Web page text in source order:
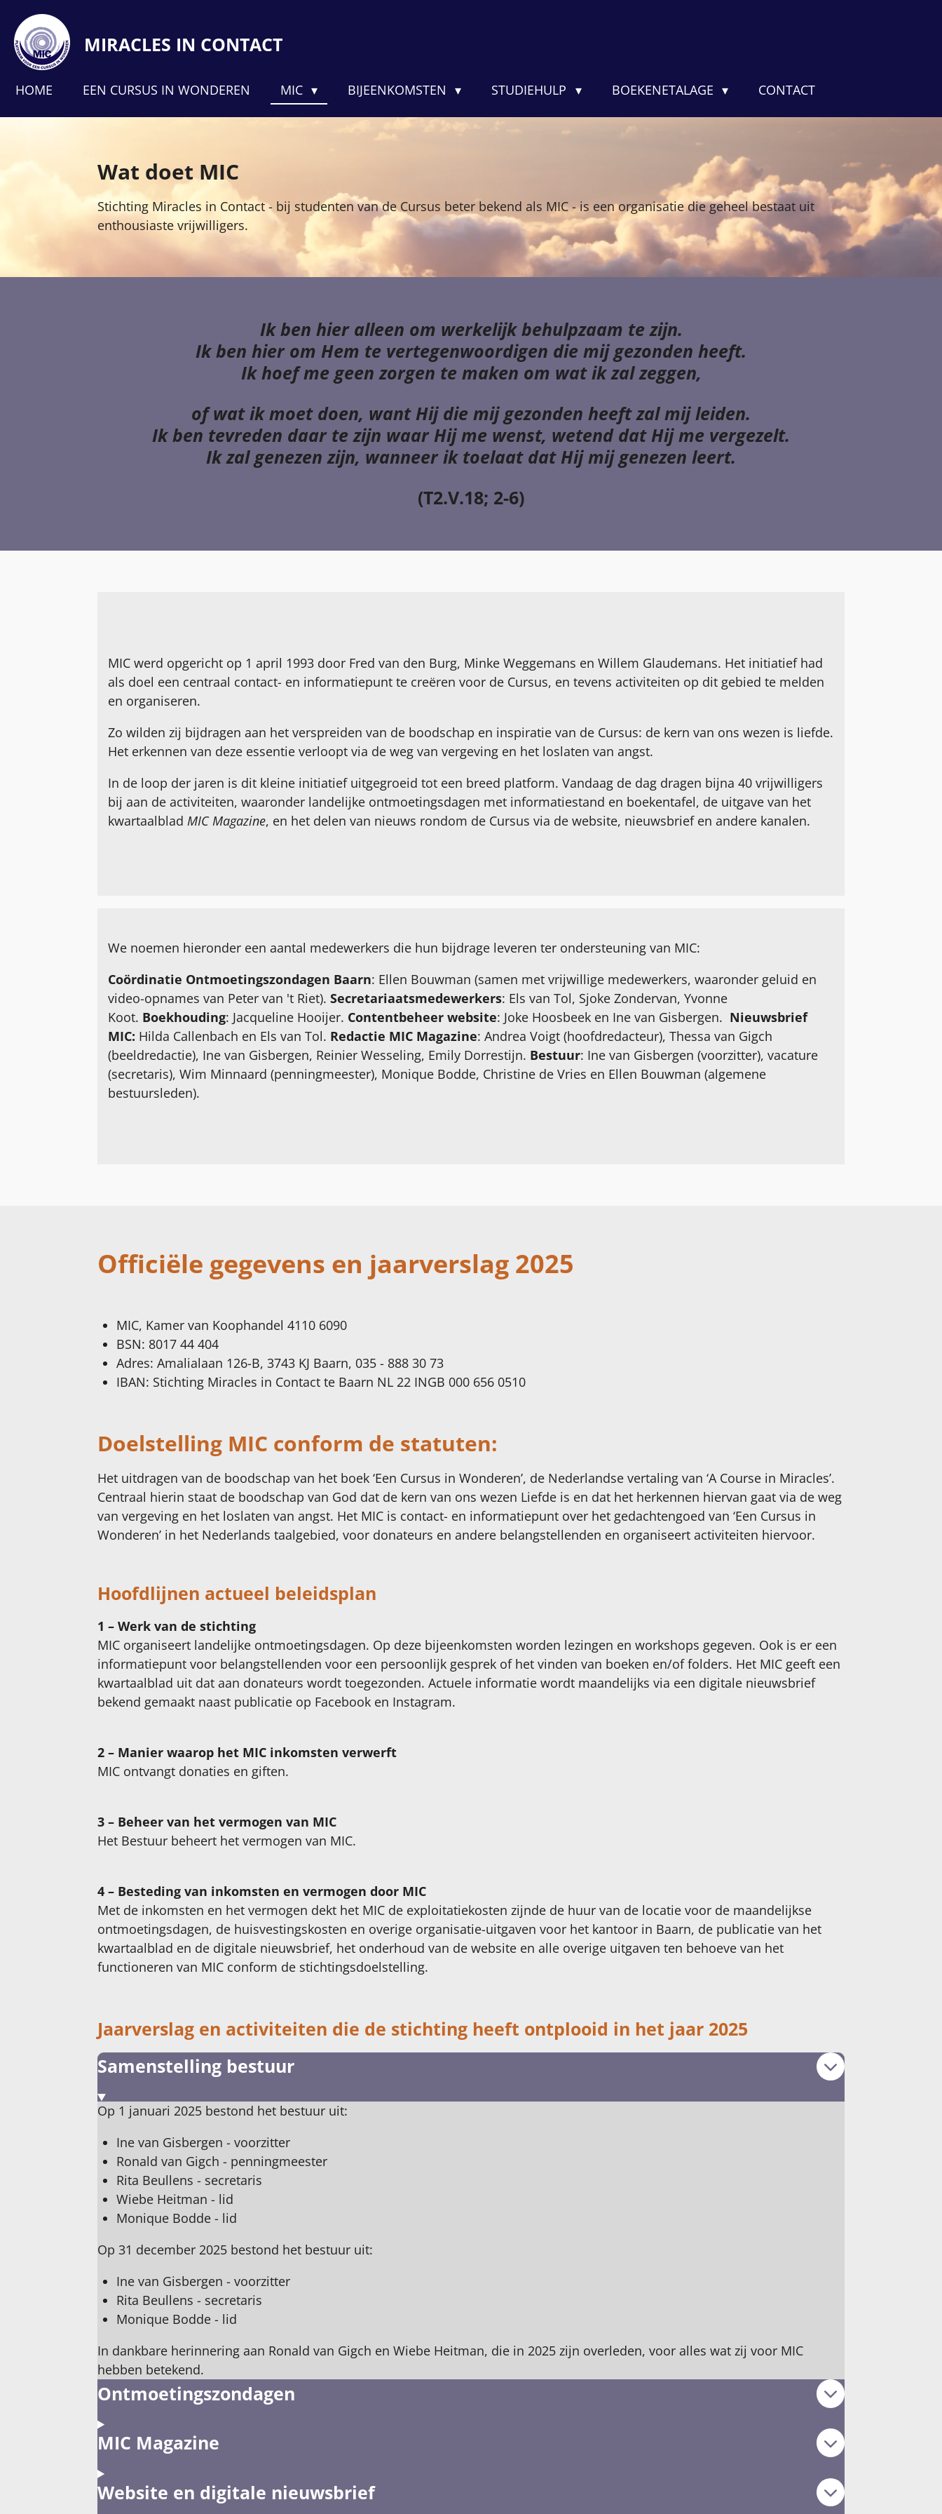
direct
naar
hoofdinhoud
MIRACLES IN CONTACT
HOME EEN CURSUS IN WONDEREN MIC BIJEENKOMSTEN STUDIEHULP BOEKENETALAGE CONTACT
Wat doet MIC
Stichting Miracles in Contact - bij studenten van de Cursus beter bekend als MIC - is een organisatie die geheel bestaat uit
enthousiaste vrijwilligers.
Ik ben hier alleen om werkelijk behulpzaam te zijn.
Ik ben hier om Hem te vertegenwoordigen die mij gezonden heeft.
Ik hoef me geen zorgen te maken om wat ik zal zeggen,
of wat ik moet doen, want Hij die mij gezonden heeft zal mij leiden.
Ik ben tevreden daar te zijn waar Hij me wenst, wetend dat Hij me vergezelt.
Ik zal genezen zijn, wanneer ik toelaat dat Hij mij genezen leert.
(T2.V.18; 2-6)
MIC werd opgericht op 1 april 1993 door Fred van den Burg, Minke Weggemans en Willem Glaudemans. Het initiatief had
als doel een centraal contact- en informatiepunt te creëren voor de Cursus, en tevens activiteiten op dit gebied te melden
en organiseren.
Zo wilden zij bijdragen aan het verspreiden van de boodschap en inspiratie van de Cursus: de kern van ons wezen is liefde.
Het erkennen van deze essentie verloopt via de weg van vergeving en het loslaten van angst.
In de loop der jaren is dit kleine initiatief uitgegroeid tot een breed platform. Vandaag de dag dragen bijna 40 vrijwilligers
bij aan de activiteiten, waaronder landelijke ontmoetingsdagen met informatiestand en boekentafel, de uitgave van het
kwartaalblad MIC Magazine, en het delen van nieuws rondom de Cursus via de website, nieuwsbrief en andere kanalen.
We noemen hieronder een aantal medewerkers die hun bijdrage leveren ter ondersteuning van MIC:
Coördinatie Ontmoetingszondagen Baarn: Ellen Bouwman (samen met vrijwillige medewerkers, waaronder geluid en
video-opnames van Peter van 't Riet). Secretariaatsmedewerkers: Els van Tol, Sjoke Zondervan, Yvonne
Koot. Boekhouding: Jacqueline Hooijer. Contentbeheer website: Joke Hoosbeek en Ine van Gisbergen. Nieuwsbrief
MIC: Hilda Callenbach en Els van Tol. Redactie MIC Magazine: Andrea Voigt (hoofdredacteur), Thessa van Gigch
(beeldredactie), Ine van Gisbergen, Reinier Wesseling, Emily Dorrestijn. Bestuur: Ine van Gisbergen (voorzitter), vacature
(secretaris), Wim Minnaard (penningmeester), Monique Bodde, Christine de Vries en Ellen Bouwman (algemene
bestuursleden).
Officiële gegevens en jaarverslag 2025
MIC, Kamer van Koophandel 4110 6090
BSN: 8017 44 404
Adres: Amalialaan 126-B, 3743 KJ Baarn, 035 - 888 30 73
IBAN: Stichting Miracles in Contact te Baarn NL 22 INGB 000 656 0510
Doelstelling MIC conform de statuten:
Het uitdragen van de boodschap van het boek ‘Een Cursus in Wonderen’, de Nederlandse vertaling van ‘A Course in Miracles’.
Centraal hierin staat de boodschap van God dat de kern van ons wezen Liefde is en dat het herkennen hiervan gaat via de weg
van vergeving en het loslaten van angst. Het MIC is contact- en informatiepunt over het gedachtengoed van ‘Een Cursus in
Wonderen’ in het Nederlands taalgebied, voor donateurs en andere belangstellenden en organiseert activiteiten hiervoor.
Hoofdlijnen actueel beleidsplan
1 – Werk van de stichting
MIC organiseert landelijke ontmoetingsdagen. Op deze bijeenkomsten worden lezingen en workshops gegeven. Ook is er een
informatiepunt voor belangstellenden voor een persoonlijk gesprek of het vinden van boeken en/of folders. Het MIC geeft een
kwartaalblad uit dat aan donateurs wordt toegezonden. Actuele informatie wordt maandelijks via een digitale nieuwsbrief
bekend gemaakt naast publicatie op Facebook en Instagram.
2 – Manier waarop het MIC inkomsten verwerft
MIC ontvangt donaties en giften.
3 – Beheer van het vermogen van MIC
Het Bestuur beheert het vermogen van MIC.
4 – Besteding van inkomsten en vermogen door MIC
Met de inkomsten en het vermogen dekt het MIC de exploitatiekosten zijnde de huur van de locatie voor de maandelijkse
ontmoetingsdagen, de huisvestingskosten en overige organisatie-uitgaven voor het kantoor in Baarn, de publicatie van het
kwartaalblad en de digitale nieuwsbrief, het onderhoud van de website en alle overige uitgaven ten behoeve van het
functioneren van MIC conform de stichtingsdoelstelling.
Jaarverslag en activiteiten die de stichting heeft ontplooid in het jaar 2025
Samenstelling bestuur
Op 1 januari 2025 bestond het bestuur uit:
Ine van Gisbergen - voorzitter
Ronald van Gigch - penningmeester
Rita Beullens - secretaris
Wiebe Heitman - lid
Monique Bodde - lid
Op 31 december 2025 bestond het bestuur uit:
Ine van Gisbergen - voorzitter
Rita Beullens - secretaris
Monique Bodde - lid
In dankbare herinnering aan Ronald van Gigch en Wiebe Heitman, die in 2025 zijn overleden, voor alles wat zij voor MIC
hebben betekend.
Ontmoetingszondagen
MIC Magazine
Website en digitale nieuwsbrief